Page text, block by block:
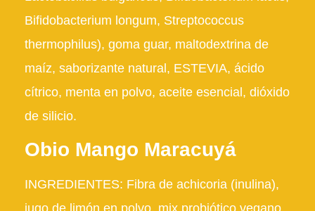
Bifidobacterium longum, Streptococcus
thermophilus), goma guar, maltodextrina de
maíz, saborizante natural, ESTEVIA, ácido
cítrico, menta en polvo, aceite esencial, dióxido
de silicio.
Obio Mango Maracuyá
INGREDIENTES: Fibra de achicoria (inulina),